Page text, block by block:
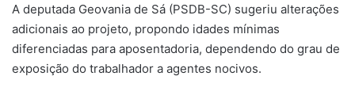
A deputada Geovania de Sá (PSDB-SC) sugeriu alterações
adicionais ao projeto, propondo idades mínimas
diferenciadas para aposentadoria, dependendo do grau de
exposição do trabalhador a agentes nocivos.